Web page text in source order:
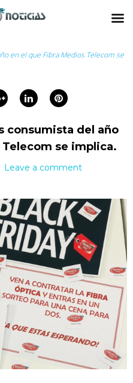
en el que Fibra Medios Telecom se
Google+LinkedInPinterest
consumista del año
se implica.
Leave a comment